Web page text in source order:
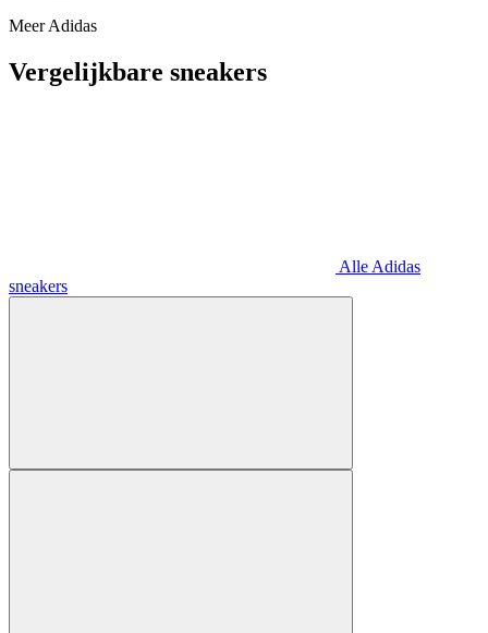
Meer Adidas
Vergelijkbare sneakers
Alle Adidas
sneakers